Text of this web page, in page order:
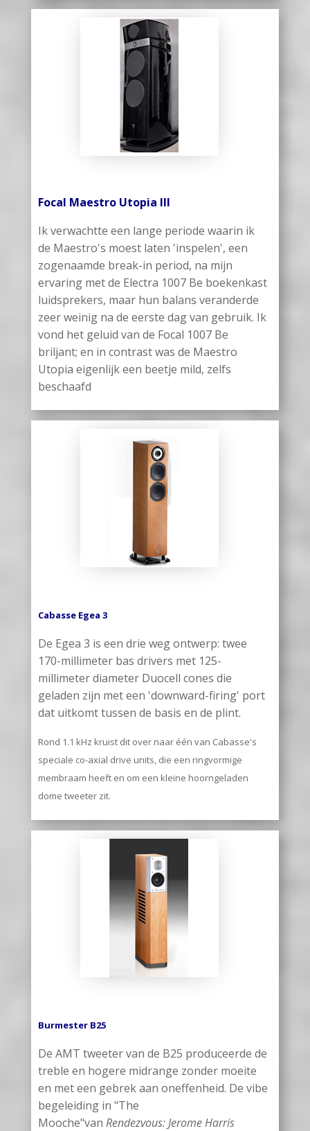
Focal Maestro Utopia III
Ik verwachtte een lange periode waarin ik
de Maestro's moest laten 'inspelen', een
zogenaamde break-in period, na mijn
ervaring met de Electra 1007 Be boekenkast
luidsprekers, maar hun balans veranderde
zeer weinig na de eerste dag van gebruik. Ik
vond het geluid van de Focal 1007 Be
briljant; en in contrast was de Maestro
Utopia eigenlijk een beetje mild, zelfs
beschaafd
Cabasse Egea 3
De Egea 3 is een drie weg ontwerp: twee
170-millimeter bas drivers met 125-
millimeter diameter Duocell cones die
geladen zijn met een 'downward-firing' port
dat uitkomt tussen de basis en de plint.
Rond 1.1 kHz kruist dit over naar één van Cabasse's
speciale co-axial drive units, die een ringvormige
membraam heeft en om een kleine hoorngeladen
dome tweeter zit.
Burmester B25
De AMT tweeter van de B25 produceerde de
treble en hogere midrange zonder moeite
en met een gebrek aan oneffenheid. De vibe
begeleiding in "The
Mooche"van Rendezvous: Jerome Harris